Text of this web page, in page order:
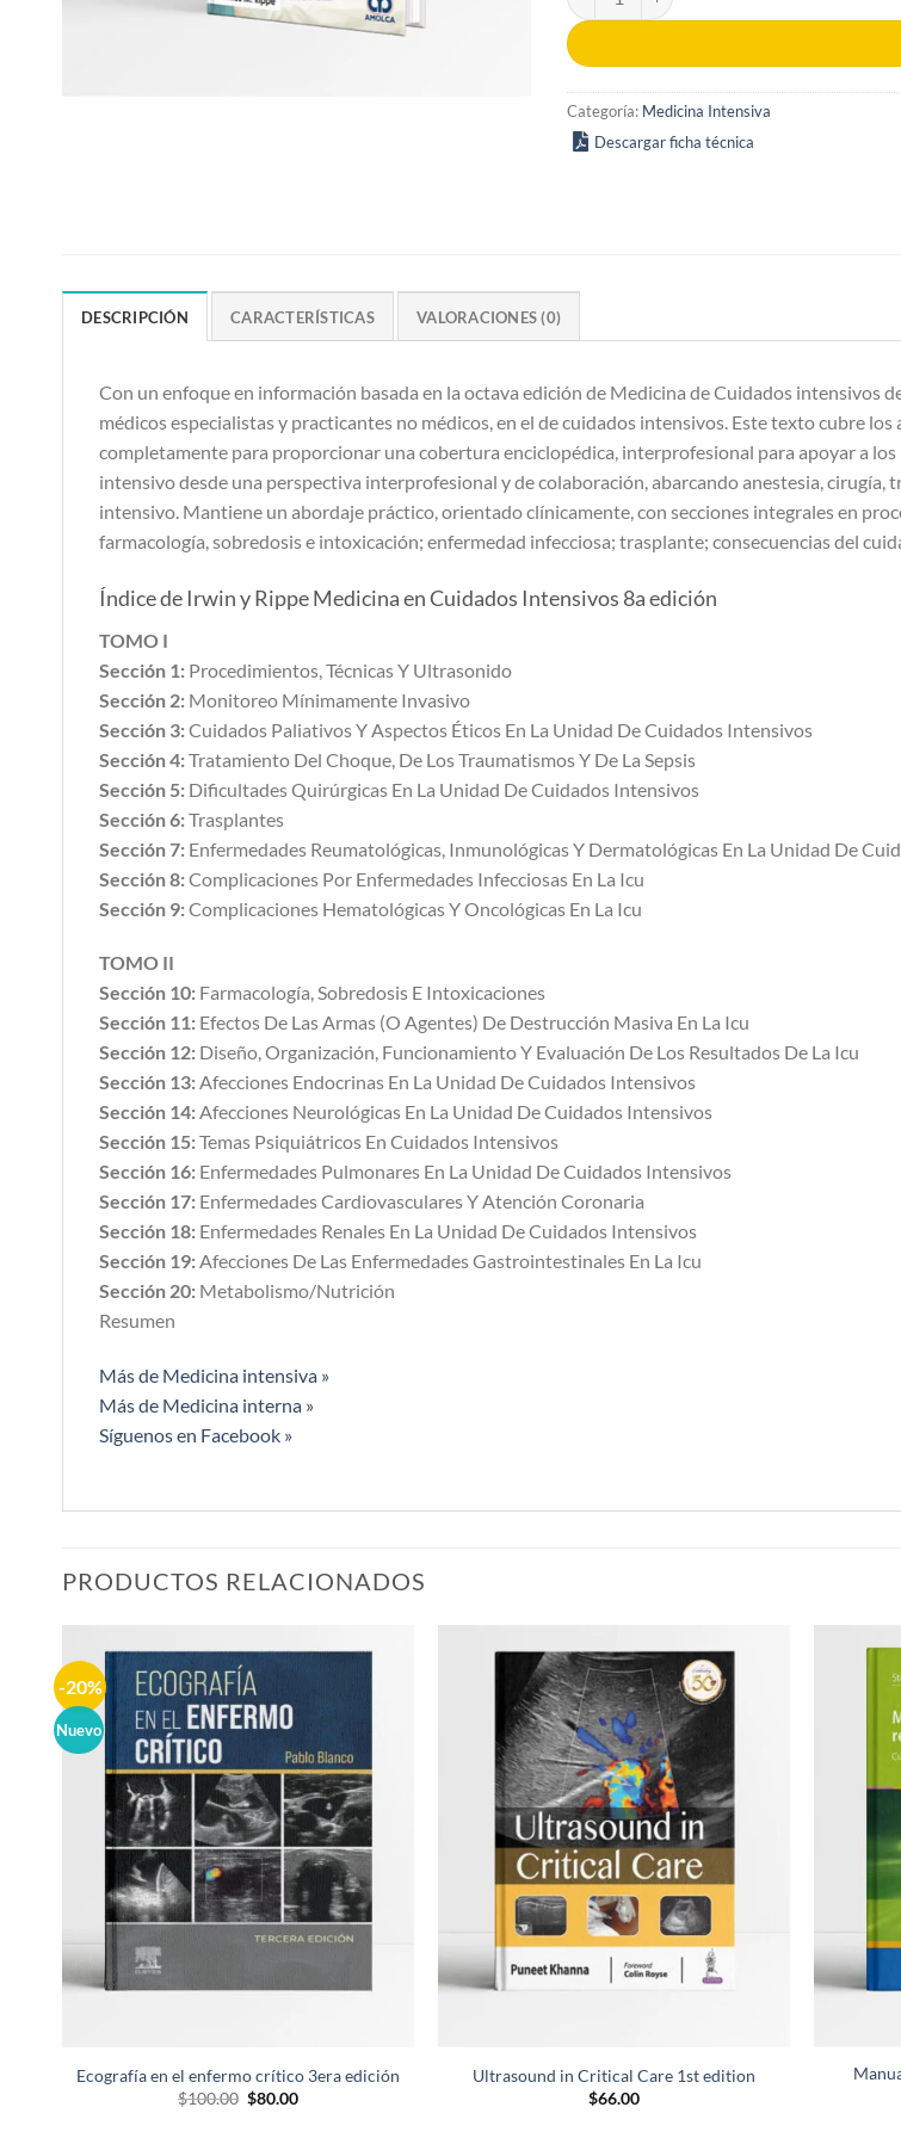
Categoría: Medicina Intensiva
Descargar ficha técnica
DESCRIPCIÓN CARACTERÍSTICAS VALORACIONES (0)
Con un enfoque en información basada en la octava edición de Medicina de Cuidados intensivos
médicos especialistas y practicantes no médicos, en el de cuidados intensivos. Este texto cubre
completamente para proporcionar una cobertura enciclopédica, interprofesional para apoyar a
intensivo desde una perspectiva interprofesional y de colaboración, abarcando anestesia, cirugía,
intensivo. Mantiene un abordaje práctico, orientado clínicamente, con secciones integrales en
farmacología, sobredosis e intoxicación; enfermedad infecciosa; trasplante; consecuencias del
Índice de Irwin y Rippe Medicina en Cuidados Intensivos 8a edición
TOMO I
Sección 1: Procedimientos, Técnicas Y Ultrasonido
Sección 2: Monitoreo Mínimamente Invasivo
Sección 3:Cuidados Paliativos Y Aspectos Éticos En La Unidad De Cuidados Intensivos
Sección 4:Tratamiento Del Choque, De Los Traumatismos Y De La Sepsis
Sección 5: Dificultades Quirúrgicas En La Unidad De Cuidados Intensivos
Sección 6:Trasplantes
Sección 7: Enfermedades Reumatológicas, Inmunológicas Y Dermatológicas En La Unidad De
Sección 8:Complicaciones Por Enfermedades Infecciosas En La Icu
Sección 9:Complicaciones Hematológicas Y Oncológicas En La Icu
TOMO II
Sección 10: Farmacología, Sobredosis E Intoxicaciones
Sección 11: Efectos De Las Armas (O Agentes) De Destrucción Masiva En La Icu
Sección 12: Diseño, Organización, Funcionamiento Y Evaluación De Los Resultados De La Icu
Sección 13:Afecciones Endocrinas En La Unidad De Cuidados Intensivos
Sección 14:Afecciones Neurológicas En La Unidad De Cuidados Intensivos
Sección 15:Temas Psiquiátricos En Cuidados Intensivos
Sección 16: Enfermedades Pulmonares En La Unidad De Cuidados Intensivos
Sección 17: Enfermedades Cardiovasculares Y Atención Coronaria
Sección 18: Enfermedades Renales En La Unidad De Cuidados Intensivos
Sección 19:Afecciones De Las Enfermedades Gastrointestinales En La Icu
Sección 20: Metabolismo/Nutrición
Resumen
Más de Medicina intensiva »
Más de Medicina interna »
Síguenos en Facebook »
PRODUCTOS RELACIONADOS
-20%
Nuevo
Ecografía en el enfermo crítico 3era edición
$100.00 El
$80.00El
Ultrasound in Critical Care 1st edition
$66.00